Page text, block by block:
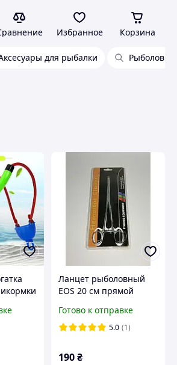
Избранное Корзина
для рыбалки
Ланцет рыболовный
EOS 20 см прямой
Готово к отправке
5.0 (1)
190₴